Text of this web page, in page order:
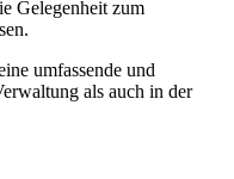
Gelegenheit zum
umfassende und
als auch in der